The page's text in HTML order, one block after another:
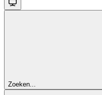
Zoeken...